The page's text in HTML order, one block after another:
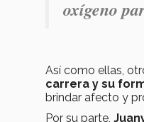
oxígeno
Así como ellas,
carrera y su
brindar afecto y
Por su parte,